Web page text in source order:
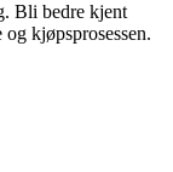
Bli bedre kjent
kjøpsprosessen.